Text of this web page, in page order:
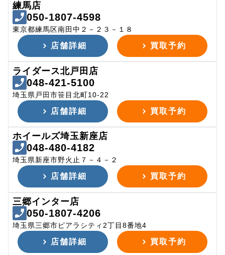
練馬店
050-1807-4598
東京都練馬区南田中２－２３－１８
店舗詳細 買取予約
ライダース北戸田店
048-421-5100
埼玉県戸田市笹目北町10-22
店舗詳細 買取予約
ホイールズ埼玉新座店
048-480-4182
埼玉県新座市野火止７－４－２
店舗詳細 買取予約
三郷インター店
050-1807-4206
埼玉県三郷市ピアラシティ2丁目8番地4
店舗詳細 買取予約